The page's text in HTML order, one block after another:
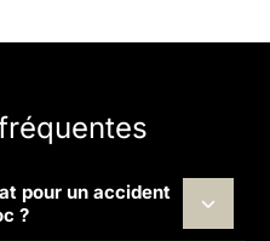
pour un accident
?